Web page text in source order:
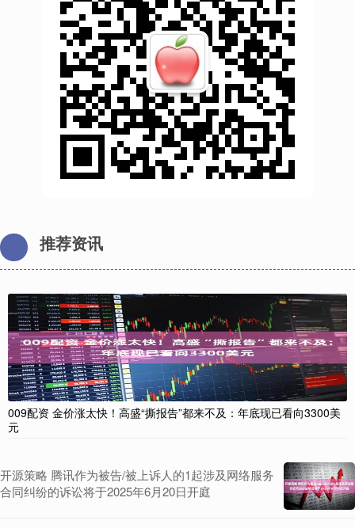
推荐资讯
009配资 金价涨太快！高盛“撕报告”都来不及：年底现已看向3300美
元
开源策略 腾讯作为被告/被上诉人的1起涉及网络服务
合同纠纷的诉讼将于2025年6月20日开庭